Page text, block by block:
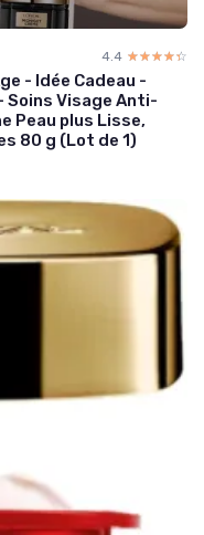
4.4 ☆☆☆☆☆
★★★★★
- Idée Cadeau -
Soins Visage Anti-
Peau plus Lisse,
80 g (Lot de 1)